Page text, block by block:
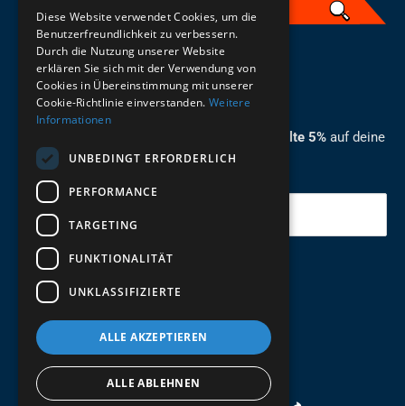
ZUM NEWSLETTER ANMELDEN
Melde dich jetzt zum Newsletter an und erhalte 5% auf deine
erste Bestellung.
Deine Email
Abschicken
German
Diese Website verwendet Cookies, um die
Benutzerfreundlichkeit zu verbessern.
Durch die Nutzung unserer Website
erklären Sie sich mit der Verwendung von
Cookies in Übereinstimmung mit unserer
Cookie-Richtlinie einverstanden. Weitere
Informationen
UNBEDINGT ERFORDERLICH
PERFORMANCE
TARGETING
FUNKTIONALITÄT
UNKLASSIFIZIERTE
ALLE AKZEPTIEREN
ALLE ABLEHNEN